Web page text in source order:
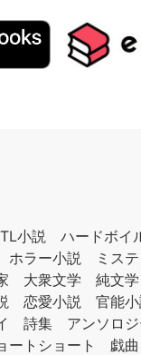
TL小説
ハードボイ
ホラー小説
ミス
大衆文学 純文学
恋愛小説 官能小
詩集
アンソロ
ートショート 戯曲